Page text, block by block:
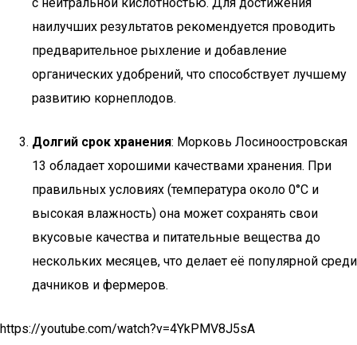
наилучших результатов рекомендуется проводить
предварительное рыхление и добавление
органических удобрений, что способствует лучшему
развитию корнеплодов.
Долгий срок хранения: Морковь Лосиноостровская
13 обладает хорошими качествами хранения. При
правильных условиях (температура около 0°C и
высокая влажность) она может сохранять свои
вкусовые качества и питательные вещества до
нескольких месяцев, что делает её популярной среди
дачников и фермеров.
https://youtube.com/watch?v=4YkPMV8J5sA